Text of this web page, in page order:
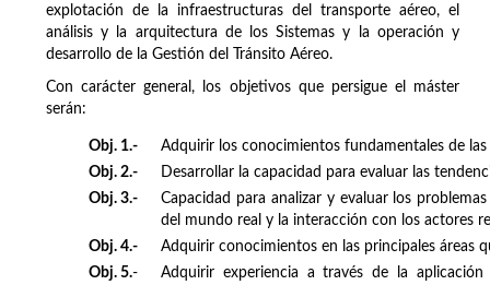
explotación de la infraestructuras del transporte aéreo, el
análisis y la arquitectura de los Sistemas y la operación y
desarrollo de la Gestión del Tránsito Aéreo.
Con carácter general, los objetivos que persigue el máster
serán:
Obj. 1.-
Adquirir los conocimientos fundamentales de
Obj. 2.-
Desarrollar la capacidad para evaluar las
Obj. 3.-
Capacidad para analizar y evaluar los
del mundo real y la interacción con los actores
Obj. 4.-
Adquirir conocimientos en las principales áreas
Obj. 5.-
Adquirir experiencia a través de la